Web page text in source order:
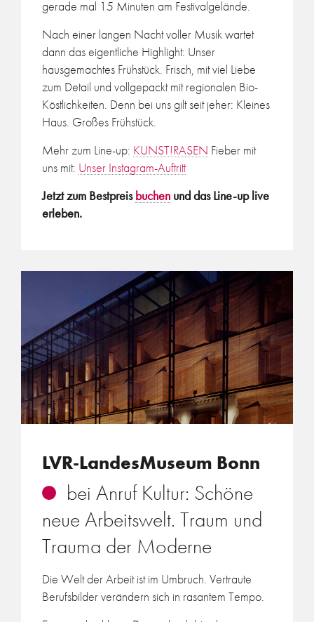
gerade mal 15 Minuten am Festivalgelände.
Nach einer langen Nacht voller Musik wartet
dann das eigentliche Highlight: Unser
hausgemachtes Frühstück. Frisch, mit viel Liebe
zum Detail und vollgepackt mit regionalen Bio-
Köstlichkeiten. Denn bei uns gilt seit jeher: Kleines
Haus. Großes Frühstück.
Mehr zum Line-up: KUNST!RASEN Fieber mit
uns mit: Unser Instagram-Auftritt
Jetzt zum Bestpreisbuchen und das Line-up live
erleben.
LVR-LandesMuseum Bonn
bei Anruf Kultur: Schöne
neue Arbeitswelt. Traum und
Trauma der Moderne
Die Welt der Arbeit ist im Umbruch. Vertraute
Berufsbilder verändern sich in rasantem Tempo.